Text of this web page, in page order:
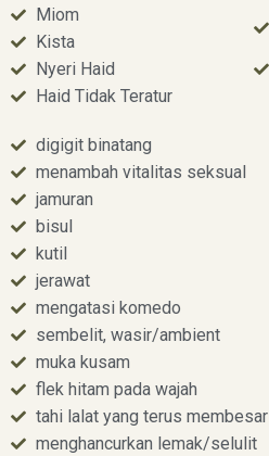
Miom
Kista
Nyeri Haid
Haid Tidak Teratur
digigit binatang
menambah vitalitas seksual
jamuran
bisul
kutil
jerawat
mengatasi komedo
sembelit, wasir/ambient
muka kusam
flek hitam pada wajah
tahi lalat yang terus membesar
menghancurkan lemak/selulit